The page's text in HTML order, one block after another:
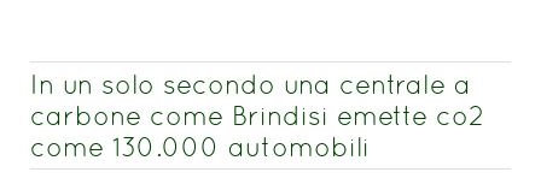
In un solo secondo una centrale a
carbone come Brindisi emette co2
come 130.000 automobili